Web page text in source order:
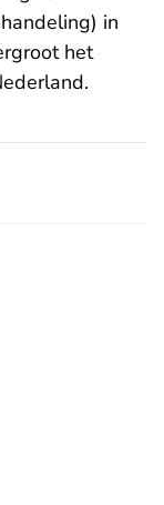
in
het
via X -
via
nieuwsbericht
dit